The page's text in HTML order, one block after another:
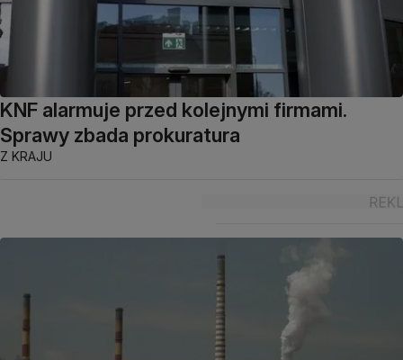
KNF alarmuje przed kolejnymi firmami.
Sprawy zbada prokuratura
Z KRAJU